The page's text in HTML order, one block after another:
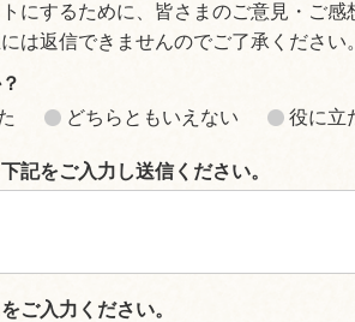
にするために、皆さまのご意見・ご感
は返信できませんのでご了承ください。
どちらともいえない 役に立
記をご入力し送信ください。
ご入力ください。